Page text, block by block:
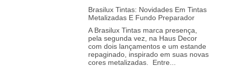
Brasilux Tintas: Novidades Em Tintas
Metalizadas E Fundo Preparador
A Brasilux Tintas marca presença,
pela segunda vez, na Haus Decor
com dois lançamentos e um estande
repaginado, inspirado em suas novas
cores metalizadas. Entre